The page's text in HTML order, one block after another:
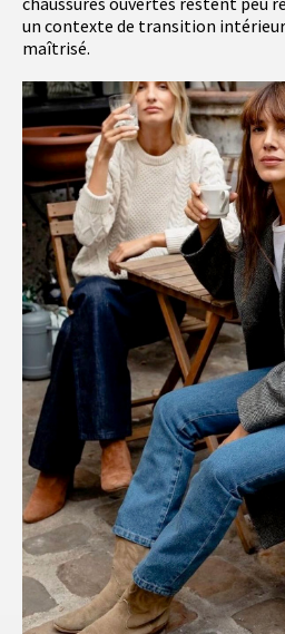
un contexte de transition
maîtrisé.